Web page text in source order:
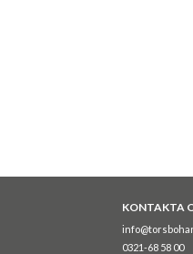
KONTAKTA
0321-68 58 00